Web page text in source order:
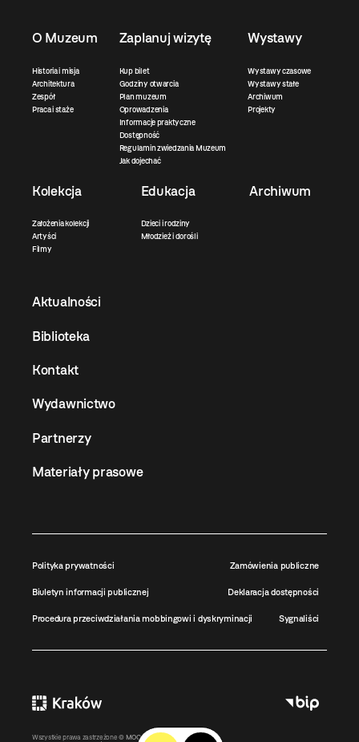
O Muzeum
Historia i misja
Architektura
Zespół
Praca i staże
Zaplanuj wizytę
Kup bilet
Godziny otwarcia
Plan muzeum
Oprowadzenia
Informacje praktyczne
Dostępność
Regulamin zwiedzania Muzeum
Jak dojechać
Wystawy
Wystawy czasowe
Wystawy stałe
Archiwum
Projekty
Kolekcja
Założenia kolekcji
Artyści
Filmy
Edukacja
Dzieci i rodziny
Młodzież i dorośli
Archiwum
Aktualności
Biblioteka
Kontakt
Wydawnictwo
Partnerzy
Materiały prasowe
Polityka prywatności Zamówienia publiczne
Biuletyn informacji publicznej Deklaracja dostępności
Procedura przeciwdziałania mobbingowi i dyskryminacji Sygnaliści
Wszystkie prawa zastrzeżone © MOCAK2011-2026